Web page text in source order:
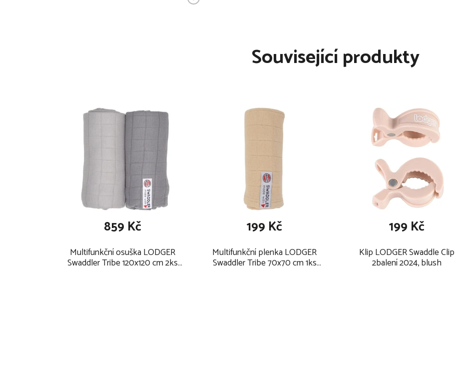
Související produkty
Multifunkční osuška LODGER
Swaddler Tribe 120x120 cm 2ks
859 Kč
Multifunkční plenka LODGER
Swaddler Tribe 70x70 cm 1ks
199 Kč
Klip LODGER Swaddle Clip
2balení 2024, blush
199 Kč